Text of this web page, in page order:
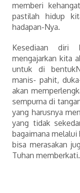
memberi
pastilah hidup
hadapan-Nya.
Kesediaan diri
mengajarkan kita
untuk di
manis- pahit,
akan
sempurna di
yang harusnya
yang tidak
bagaimana
bisa merasakan
Tuhan